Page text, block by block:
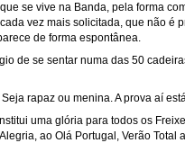
se vive na Banda, pela forma
vez mais solicitada, que não é
de forma espontânea.
de se sentar numa das 50
rapaz ou menina. A prova aí
uma glória para todos os
ao Olá Portugal, Verão Total